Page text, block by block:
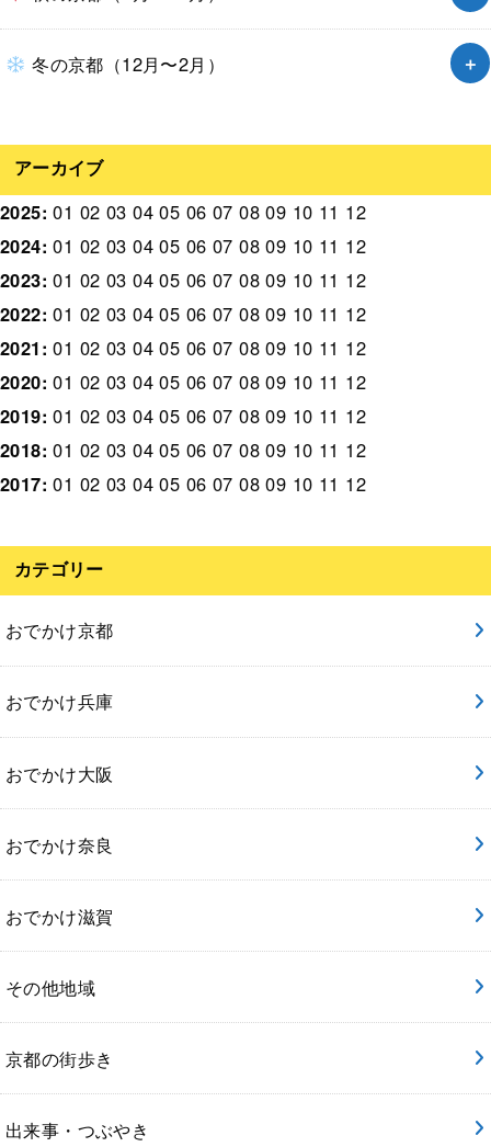
冬の京都（12月〜2月）
アーカイブ
2025:01 02 03 04 05 06 07 08 09 10 11 12
2024:01 02 03 04 05 06 07 08 09 10 11 12
2023:01 02 03 04 05 06 07 08 09 10 11 12
2022:01 02 03 04 05 06 07 08 09 10 11 12
2021:01 02 03 04 05 06 07 08 09 10 11 12
2020:01 02 03 04 05 06 07 08 09 10 11 12
2019:01 02 03 04 05 06 07 08 09 10 11 12
2018:01 02 03 04 05 06 07 08 09 10 11 12
2017:01 02 03 04 05 06 07 08 09 10 11 12
カテゴリー
おでかけ京都
おでかけ兵庫
おでかけ大阪
おでかけ奈良
おでかけ滋賀
その他地域
京都の街歩き
出来事・つぶやき